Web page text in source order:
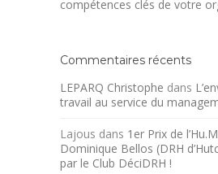
compétences clés de votre
Commentaires récents
LEPARQ Christophe dans
travail au service du
Lajous dans 1er Prix de
Dominique Bellos (DRH
par le Club DéciDRH !